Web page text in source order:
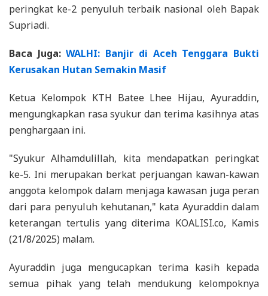
peringkat ke-2 penyuluh terbaik nasional oleh Bapak
Supriadi.
Baca Juga:WALHI: Banjir di Aceh Tenggara Bukti
Kerusakan Hutan Semakin Masif
Ketua Kelompok KTH Batee Lhee Hijau, Ayuraddin,
mengungkapkan rasa syukur dan terima kasihnya atas
penghargaan ini.
"Syukur Alhamdulillah, kita mendapatkan peringkat
ke-5. Ini merupakan berkat perjuangan kawan-kawan
anggota kelompok dalam menjaga kawasan juga peran
dari para penyuluh kehutanan," kata Ayuraddin dalam
keterangan tertulis yang diterima KOALISI.co, Kamis
(21/8/2025) malam.
Ayuraddin juga mengucapkan terima kasih kepada
semua pihak yang telah mendukung kelompoknya